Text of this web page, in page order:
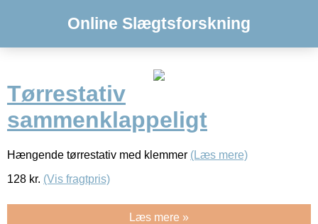
Online Slægtsforskning
Tørrestativ
sammenklappeligt
Hængende tørrestativ med klemmer (Læs mere)
128 kr. (Vis fragtpris)
Læs mere »